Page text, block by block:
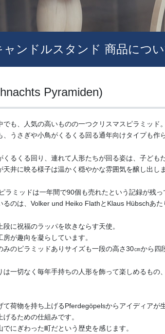
ンドルスタンド 商品につ
Pyramiden)
も、人気の高いものの一つクリスマスピラミッド。
うさぎや小鳥がくるくる回る通年向けタイプも作
るくる回り、連れて人形たちが回る姿は、子ども
井に映る様子は温かく穏やかな雰囲気を醸し出しま
ミッドは一年間で90個も売れたという記録が残っ
のは、Volker und Heiko FlathとKlaus Hübschあた
に祝福のラッパを吹きならす天使。
が趣向を凝らしています。
のピラミッドありサイズも一段の高さ30㎝から
一切なく毎年手持ちの人形を飾って楽しめるも
荷物を持ち上げるPferdegöpelsからアイディアが
るための仕組みです。
にぎわった町だという歴史を感じます。